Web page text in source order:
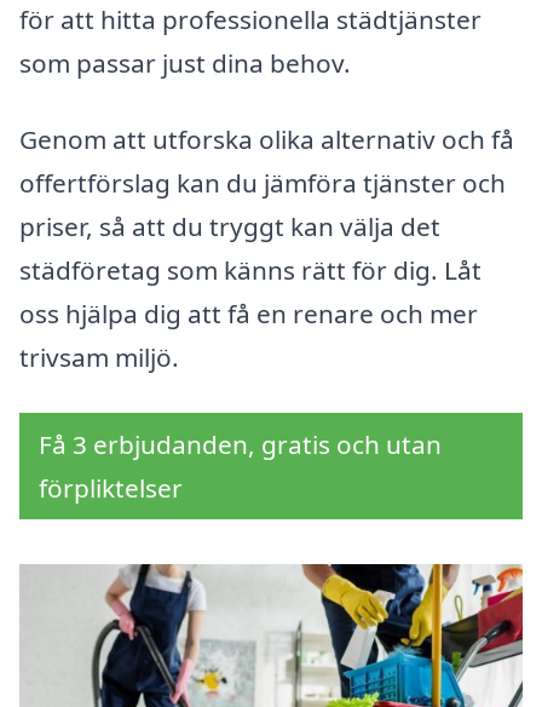
för att hitta professionella städtjänster
som passar just dina behov.
Genom att utforska olika alternativ och få
offertförslag kan du jämföra tjänster och
priser, så att du tryggt kan välja det
städföretag som känns rätt för dig. Låt
oss hjälpa dig att få en renare och mer
trivsam miljö.
Få 3 erbjudanden, gratis och utan
förpliktelser